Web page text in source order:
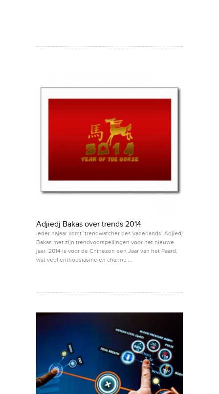
Adjiedj Bakas over trends 2014
Ieder najaar komt ’trendwatcher des vaderlands’ Adjiedj
Bakas met zijn trendvoorspellingen voor het nieuwe
jaar. 2014 is voor de Chinezen een Jaar van het Paard,
wat veel enthousiasme en charme …